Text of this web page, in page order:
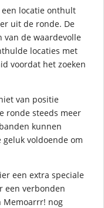
locatie onthult
uit de ronde. De
van de waardevolle
locaties met
voordat het zoeken
van positie
ronde steeds meer
kunnen
voldoende om
een extra speciale
een verbonden
Memoarrr! nog